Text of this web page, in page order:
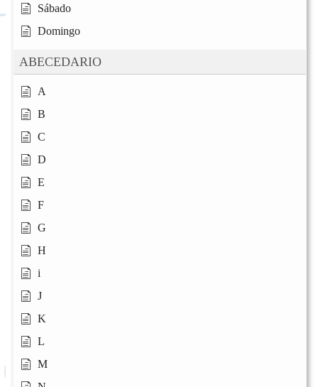
Sábado
Domingo
ABECEDARIO
A
B
C
D
E
F
G
H
i
J
K
L
M